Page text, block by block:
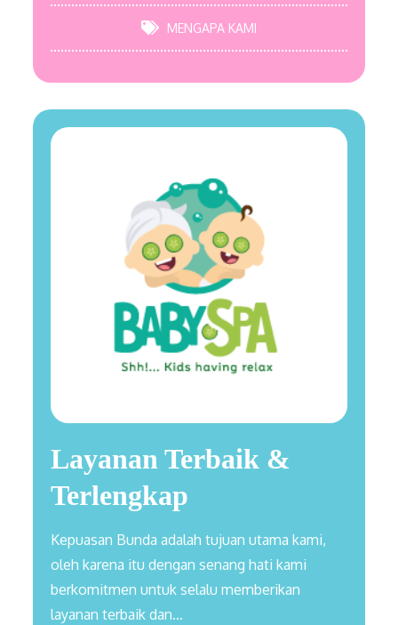
MENGAPA KAMI
Layanan Terbaik &
Terlengkap
Kepuasan Bunda adalah tujuan utama kami,
oleh karena itu dengan senang hati kami
berkomitmen untuk selalu memberikan
layanan terbaik dan…